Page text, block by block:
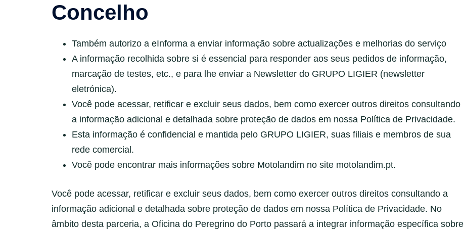
Concelho
Também autorizo a eInforma a enviar informação sobre actualizações e melhorias do serviço
A informação recolhida sobre si é essencial para responder aos seus pedidos de informação,
marcação de testes, etc., e para lhe enviar a Newsletter do GRUPO LIGIER (newsletter
eletrónica).
Você pode acessar, retificar e excluir seus dados, bem como exercer outros direitos consultando
a informação adicional e detalhada sobre proteção de dados em nossa Política de Privacidade.
Esta informação é confidencial e mantida pelo GRUPO LIGIER, suas filiais e membros de sua
rede comercial.
Você pode encontrar mais informações sobre Motolandim no site motolandim.pt.
Você pode acessar, retificar e excluir seus dados, bem como exercer outros direitos consultando a
informação adicional e detalhada sobre proteção de dados em nossa Política de Privacidade. No
âmbito desta parceria, a Oficina do Peregrino do Porto passará a integrar informação específica sobre